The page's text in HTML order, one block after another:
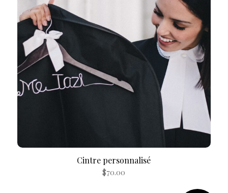
Cintre personnalisé
$70.00